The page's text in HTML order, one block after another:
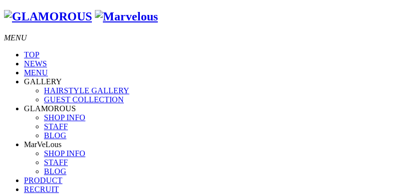
MENU
TOP
NEWS
MENU
GALLERY
HAIRSTYLE GALLERY
GUEST COLLECTION
GLAMOROUS
SHOP INFO
STAFF
BLOG
MarVeLous
SHOP INFO
STAFF
BLOG
PRODUCT
RECRUIT